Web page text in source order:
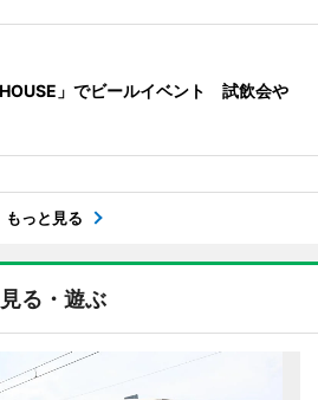
」でビールイベント 試飲会や
もっと見る
見る・遊ぶ